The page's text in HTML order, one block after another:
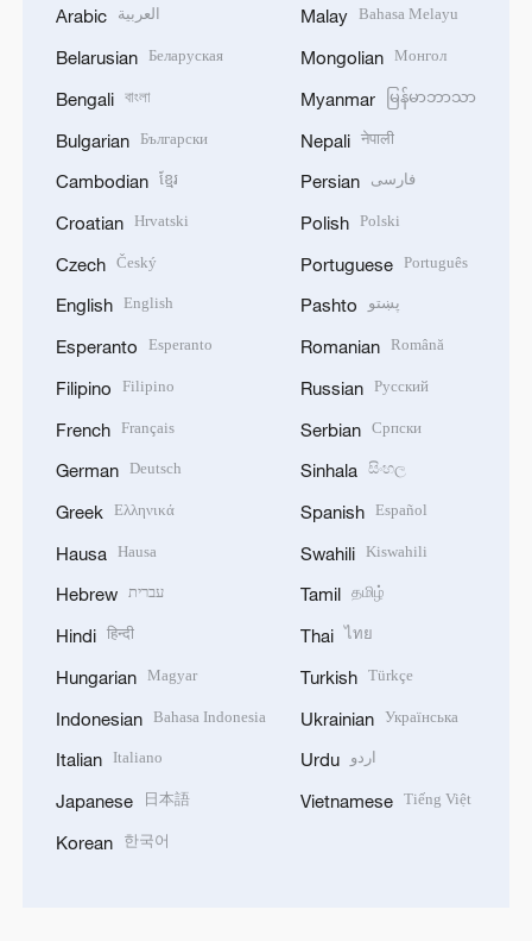
Arabic العربية
Belarusian Беларуская
Bengali বাংলা
Bulgarian Български
Cambodian ខ្មែរ
Croatian Hrvatski
Czech Český
English English
Esperanto Esperanto
Filipino Filipino
French Français
German Deutsch
Greek Ελληνικά
Hausa Hausa
Hebrew עברית
Hindi हिन्दी
Hungarian Magyar
Indonesian Bahasa Indonesia
Italian Italiano
Japanese 日本語
Korean 한국어
Malay Bahasa Melayu
Mongolian Монгол
Myanmar မြန်မာဘာသာ
Nepali नेपाली
Persian فارسی
Polish Polski
Portuguese Português
Pashto پښتو
Romanian Română
Russian Русский
Serbian Српски
Sinhala සිංහල
Spanish Español
Swahili Kiswahili
Tamil தமிழ்
Thai ไทย
Turkish Türkçe
Ukrainian Українська
Urdu اردو
Vietnamese Tiếng Việt